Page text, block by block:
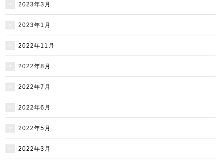
2023年3月
2023年1月
2022年11月
2022年8月
2022年7月
2022年6月
2022年5月
2022年3月